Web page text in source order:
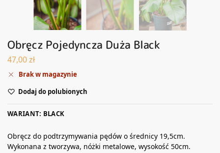
Obręcz Pojedyncza Duża Black
47,00zł
Brak w magazynie
Dodaj do polubionych
WARIANT: BLACK
Obręcz do podtrzymywania pędów o średnicy 19,5cm.
Wykonana z tworzywa, nóżki metalowe, wysokość 50cm.